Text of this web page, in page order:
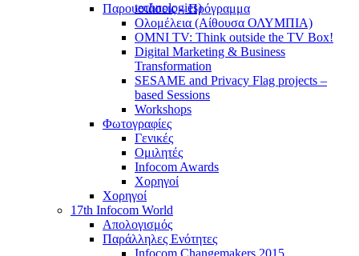
technologies)
Παρουσιάσεις – Πρόγραμμα
Ολομέλεια (Αίθουσα ΟΛΥΜΠΙΑ)
OMNI TV: Think outside the TV Box!
Digital Marketing & Business
Transformation
SESAME and Privacy Flag projects –
based Sessions
Workshops
Φωτογραφίες
Γενικές
Ομιλητές
Infocom Awards
Χορηγοί
Χορηγοί
17th Infocom World
Απολογισμός
Παράλληλες Ενότητες
Infocom Changemakers 2015